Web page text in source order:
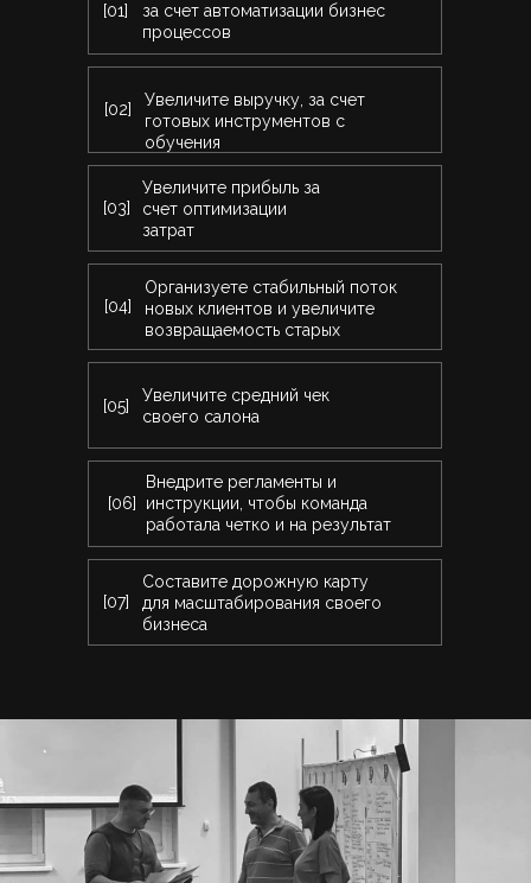
за счет автоматизации бизнес
процессов
Увеличите прибыль за
счет оптимизации
затрат
Увеличите средний чек
своего салона
Увеличите выручку, за счет
готовых инструментов с
обучения
Организуете стабильный поток
новых клиентов и увеличите
возвращаемость старых
Внедрите регламенты и
инструкции, чтобы команда
работала четко и на результат
[01]
[03]
[05]
[02]
[04]
[06]
Составите дорожную карту
для масштабирования своего
бизнеса
[07]